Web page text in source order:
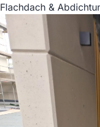
Flachdach &